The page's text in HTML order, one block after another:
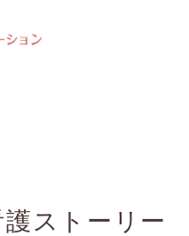
ストーリー